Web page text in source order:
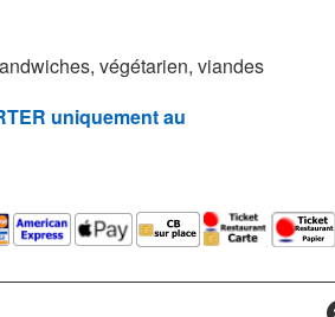
végétarien, viandes
uniquement au